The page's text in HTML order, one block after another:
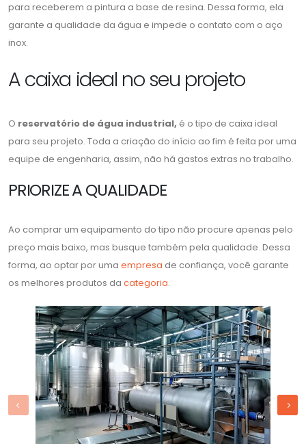
para receberem a pintura a base de resina. Dessa forma, ela
garante a qualidade da água e impede o contato com o aço
inox.
A caixa ideal no seu projeto
O reservatório de água industrial, é o tipo de caixa ideal
para seu projeto. Toda a criação do início ao fim é feita por uma
equipe de engenharia, assim, não há gastos extras no trabalho.
PRIORIZE A QUALIDADE
Ao comprar um equipamento do tipo não procure apenas pelo
preço mais baixo, mas busque também pela qualidade. Dessa
forma, ao optar por uma empresa de confiança, você garante
os melhores produtos da categoria.